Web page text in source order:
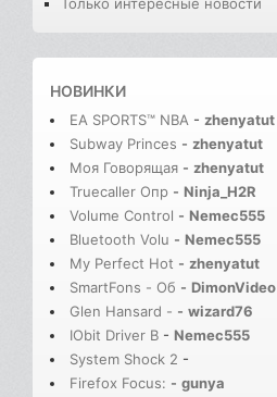
Только интересные новости
НОВИНКИ
EA SPORTS™ NBA - zhenyatut
Subway Princes - zhenyatut
Моя Говорящая - zhenyatut
Truecaller Опр - Ninja_H2R
Volume Control - Nemec555
Bluetooth Volu - Nemec555
My Perfect Hot - zhenyatut
SmartFons - Об - DimonVideo
Glen Hansard - - wizard76
IObit Driver B - Nemec555
System Shock 2 -
Firefox Focus: - gunya